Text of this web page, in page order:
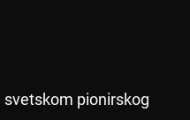
svetskom pionirskog